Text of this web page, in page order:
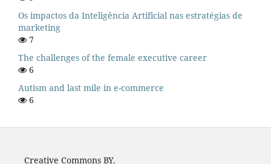
Os impactos da Inteligência Artificial nas estratégias de
marketing
7
The challenges of the female executive career
6
Autism and last mile in e-commerce
6
Creative Commons BY.